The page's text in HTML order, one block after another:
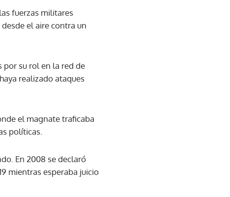
fuerzas militares
el aire contra un
por su rol en la red de
realizado ataques
el magnate traficaba
políticas.
En 2008 se declaró
mientras esperaba juicio